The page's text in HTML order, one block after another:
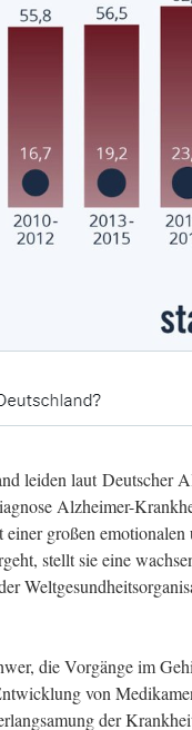
leiden laut Deutscher
Alzheimer-
großen
stellt sie eine
die Vorgänge im
von
der